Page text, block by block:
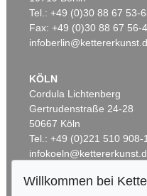
Komposition (Böse) , 1980
Ergebnis:€ 125.000
Auktion 514 - Lot 274
Tel.: +49 (0)30 88 67 53-
Fax: +49 (0)30 88 67 56-
KÖLN
Cordula Lichtenberg
Gertrudenstraße 24-28
50667 Köln
Tel.: +49 (0)221 510 908-
BADEN-WÜRTTEMBERG
Willkommen bei